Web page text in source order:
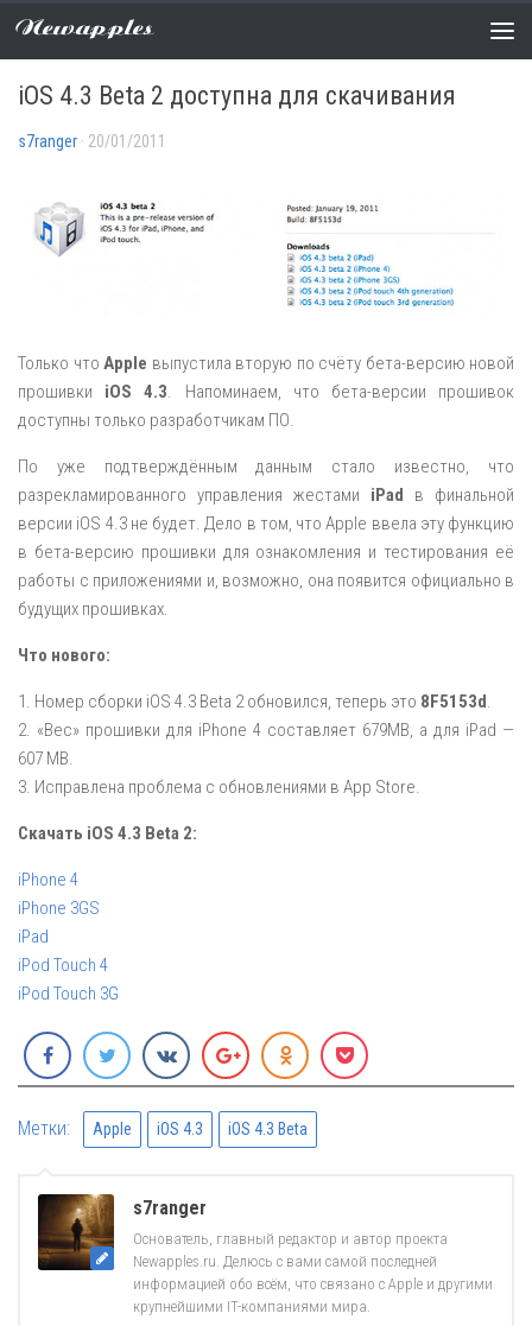
Newapples
НОВОСТИ/ПРОШИВКИ 1 COMMENT
iOS 4.3 Beta 2 доступна для скачивания
s7ranger · 20/01/2011
Только что Apple выпустила вторую по счёту бета-версию новой
прошивки iOS 4.3. Напоминаем, что бета-версии прошивок
доступны только разработчикам ПО.
По уже подтверждённым данным стало известно, что
разрекламированного управления жестами iPad в финальной
версии iOS 4.3 не будет. Дело в том, что Apple ввела эту функцию
в бета-версию прошивки для ознакомления и тестирования её
работы с приложениями и, возможно, она появится официально в
будущих прошивках.
Что нового:
1. Номер сборки iOS 4.3 Beta 2 обновился, теперь это 8F5153d.
2. «Вес» прошивки для iPhone 4 составляет 679MB, а для iPad —
607 MB.
3. Исправлена проблема с обновлениями в App Store.
Скачать iOS 4.3 Beta 2:
iPhone 4
iPhone 3GS
iPad
iPod Touch 4
iPod Touch 3G
Метки: Apple iOS 4.3 iOS 4.3 Beta
s7ranger
Основатель, главный редактор и автор проекта
Newapples.ru. Делюсь с вами самой последней
информацией обо всём, что связано с Apple и другими
крупнейшими IT-компаниями мира.